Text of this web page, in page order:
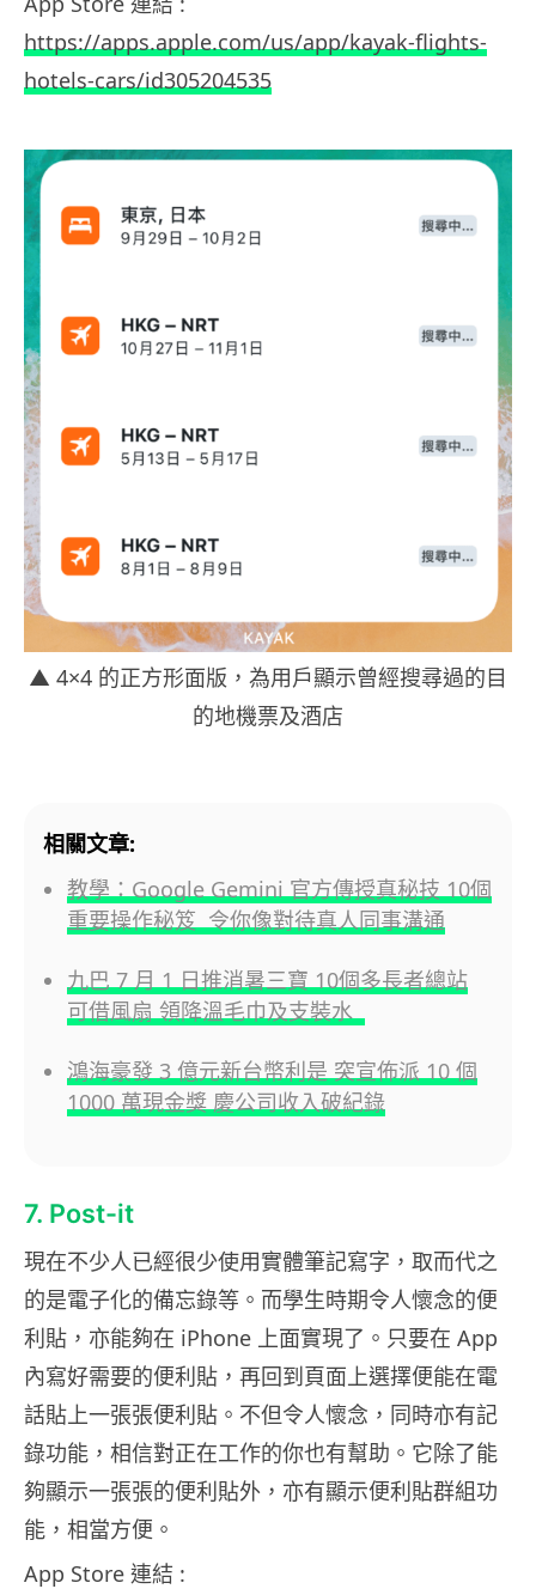
https://apps.apple.com/us/app/kayak-flights-
hotels-cars/id305204535
▲ 4×4 的正方形面版，為用戶顯示曾經搜尋過的目
的地機票及酒店
相關文章:
教學：Google Gemini 官方傳授真秘技 10個
重要操作秘笈 令你像對待真人同事溝通
九巴 7 月 1 日推消暑三寶 10個多長者總站
可借風扇 領降溫毛巾及支裝水
鴻海豪發 3 億元新台幣利是 突宣佈派 10 個
1000 萬現金獎 慶公司收入破紀錄
7. Post-it
現在不少人已經很少使用實體筆記寫字，取而代之
的是電子化的備忘錄等。而學生時期令人懷念的便
利貼，亦能夠在 iPhone 上面實現了。只要在 App
內寫好需要的便利貼，再回到頁面上選擇便能在電
話貼上一張張便利貼。不但令人懷念，同時亦有記
錄功能，相信對正在工作的你也有幫助。它除了能
夠顯示一張張的便利貼外，亦有顯示便利貼群組功
能，相當方便。
App Store 連結 :